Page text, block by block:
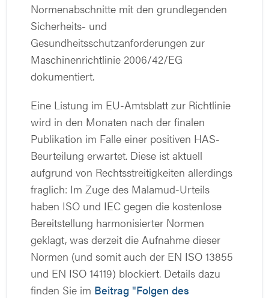
Normenabschnitte mit den grundlegenden
Sicherheits- und
Gesundheitsschutzanforderungen zur
Maschinenrichtlinie 2006/42/EG
dokumentiert.
Eine Listung im EU-Amtsblatt zur Richtlinie
wird in den Monaten nach der finalen
Publikation im Falle einer positiven HAS-
Beurteilung erwartet. Diese ist aktuell
aufgrund von Rechtsstreitigkeiten allerdings
fraglich: Im Zuge des Malamud-Urteils
haben ISO und IEC gegen die kostenlose
Bereitstellung harmonisierter Normen
geklagt, was derzeit die Aufnahme dieser
Normen (und somit auch der EN ISO 13855
und EN ISO 14119) blockiert. Details dazu
finden Sie im Beitrag "Folgen des